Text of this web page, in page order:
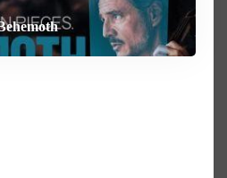
of the Beast
Rob A Bank
Means